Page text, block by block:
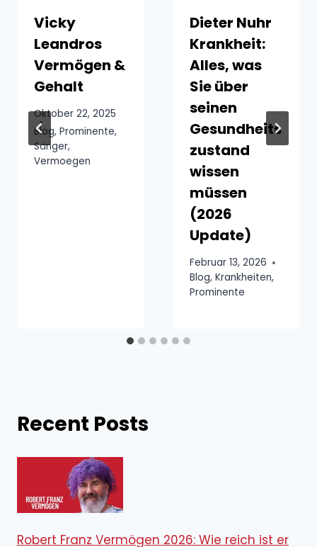
Vicky
Leandros
Vermögen &
Gehalt
Oktober 22, 2025
Blog, Prominente,
Sänger,
Vermoegen
Dieter Nuhr
Krankheit:
Alles, was
Sie über
seinen
Gesundheits
zustand
wissen
müssen
(2026
Update)
Februar 13, 2026
Blog, Krankheiten,
Prominente
Recent Posts
Robert Franz Vermögen 2026: Wie reich ist er